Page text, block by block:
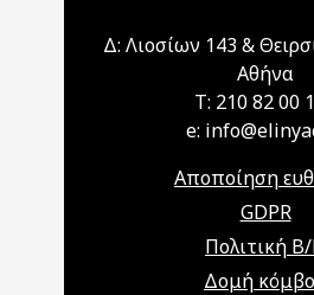
Δ: Λιοσίων 143 &
Αθήνα
T: 210 82 00
e:
Αποποίηση
GDPR
Πολιτική
Δομή